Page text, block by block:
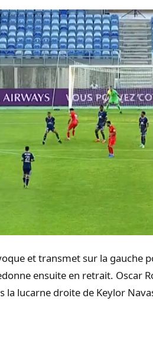
et transmet sur la gauche
ensuite en retrait. Oscar
la lucarne droite de Keylor